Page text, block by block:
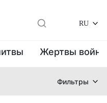
RU
Жертвы
Фильтры